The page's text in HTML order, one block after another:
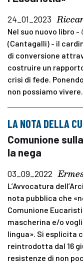
24_01_2023
Nel suo nuovo libro -
(Cantagalli) - il
di conversione
costruire un
crisi di fede.
non possiamo vivere.
LA NOTA DELLA
Comunione
la nega
03_09_2022
L’Avvocatura
nota pubblica che
Comunione
mascherina e/o
lingua». Si esplicita
reintrodotta dal 16
resistenze di non